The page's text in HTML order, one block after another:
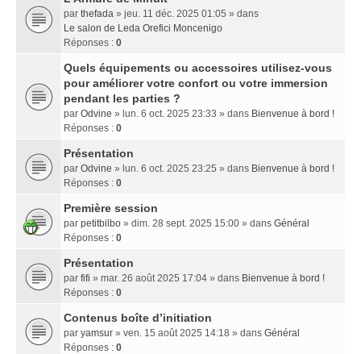
par thefada » jeu. 11 déc. 2025 01:05 » dans
Le salon de Leda Orefici Moncenigo
Réponses : 0
Quels équipements ou accessoires utilisez-vous
pour améliorer votre confort ou votre immersion
pendant les parties ?
par Odvine » lun. 6 oct. 2025 23:33 » dans Bienvenue à bord !
Réponses : 0
Présentation
par Odvine » lun. 6 oct. 2025 23:25 » dans Bienvenue à bord !
Réponses : 0
Première session
par petitbilbo » dim. 28 sept. 2025 15:00 » dans Général
Réponses : 0
Présentation
par fifi » mar. 26 août 2025 17:04 » dans Bienvenue à bord !
Réponses : 0
Contenus boîte d’initiation
par yamsur » ven. 15 août 2025 14:18 » dans Général
Réponses : 0